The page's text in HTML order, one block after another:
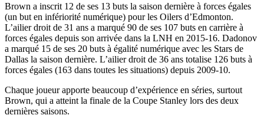
Brown a inscrit 12 de ses 13 buts la saison dernière à forces égales
(un but en infériorité numérique) pour les Oilers d’Edmonton.
L’ailier droit de 31 ans a marqué 90 de ses 107 buts en carrière à
forces égales depuis son arrivée dans la LNH en 2015-16. Dadonov
a marqué 15 de ses 20 buts à égalité numérique avec les Stars de
Dallas la saison dernière. L’ailier droit de 36 ans totalise 126 buts à
forces égales (163 dans toutes les situations) depuis 2009-10.
Chaque joueur apporte beaucoup d’expérience en séries, surtout
Brown, qui a atteint la finale de la Coupe Stanley lors des deux
dernières saisons.